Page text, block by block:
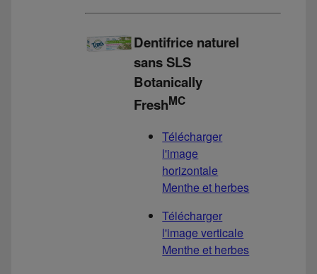
Dentifrice naturel
sans SLS
Botanically
FreshMC
Télécharger
l'image
horizontale
Menthe et herbes
Télécharger
l'image verticale
Menthe et herbes